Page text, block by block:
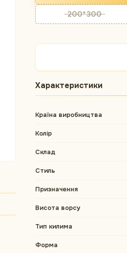
200*300
Характеристики
Країна виробництва
Колір
Склад
Стиль
Призначення
Висота ворсу
Тип килима
Форма